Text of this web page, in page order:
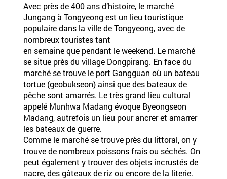
Avec près de 400 ans d’histoire, le marché
Jungang à Tongyeong est un lieu touristique
populaire dans la ville de Tongyeong, avec de
nombreux touristes tant
en semaine que pendant le weekend. Le marché
se situe près du village Dongpirang. En face du
marché se trouve le port Gangguan où un bateau
tortue (geobukseon) ainsi que des bateaux de
pêche sont amarrés. Le très grand lieu cultural
appelé Munhwa Madang évoque Byeongseon
Madang, autrefois un lieu pour ancrer et amarrer
les bateaux de guerre.
Comme le marché se trouve près du littoral, on y
trouve de nombreux poissons frais ou séchés. On
peut également y trouver des objets incrustés de
nacre, des gâteaux de riz ou encore de la literie.